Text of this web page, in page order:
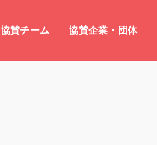
協賛チーム 協賛企業・団体